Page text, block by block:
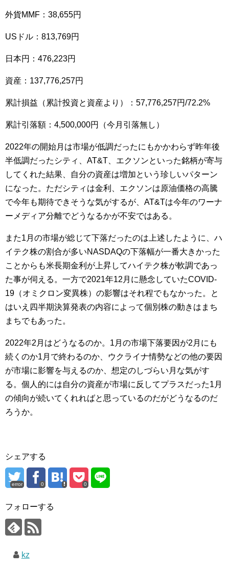
外貨MMF：38,655円
USドル：813,769円
日本円：476,223円
資産：137,776,257円
累計損益（累計投資と資産より）：57,776,257円/72.2%
累計引落額：4,500,000円（今月引落無し）
2022年の開始月は市場が低調だったにもかかわらず昨年後
半低調だったシティ、AT&T、エクソンといった銘柄が寄与
してくれた結果、自分の資産は増加という珍しいパターン
になった。ただシティは金利、エクソンは原油価格の高騰
で今年も期待できそうな気がするが、AT&Tは今年のワーナ
ーメディア分離でどうなるかが不安ではある。
また1月の市場が総じて下落だったのは上述したように、ハ
イテク株の割合が多いNASDAQの下落幅が一番大きかった
ことからも米長期金利が上昇してハイテク株が軟調であっ
た事が伺える。一方で2021年12月に懸念していたCOVID-
19（オミクロン変異株）の影響はそれ程でもなかった。と
はいえ四半期決算発表の内容によって個別株の動きはまち
まちでもあった。
2022年2月はどうなるのか。1月の市場下落要因が2月にも
続くのか1月で終わるのか、ウクライナ情勢などの他の要因
が市場に影響を与えるのか、想定のしづらい月な気がす
る。個人的には自分の資産が市場に反してプラスだった1月
の傾向が続いてくれればと思っているのだがどうなるのだ
ろうか。
シェアする
error 0 0
フォローする
kz